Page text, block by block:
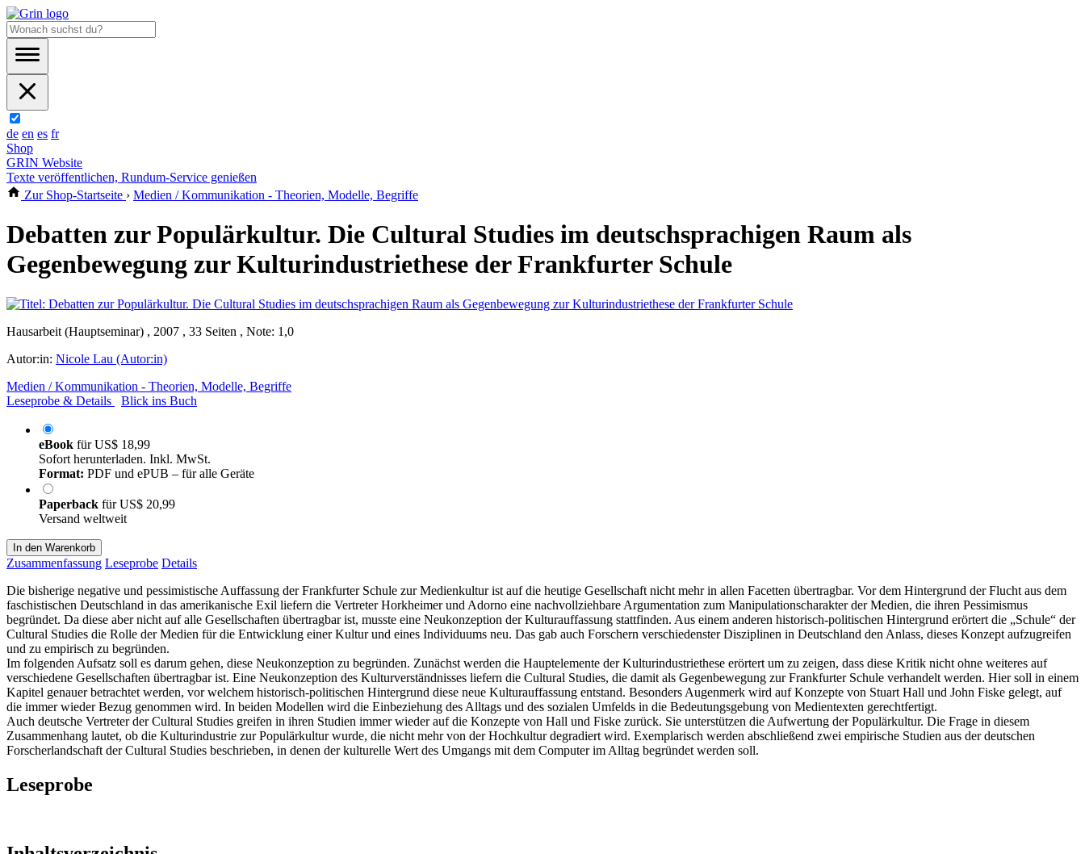
de en es fr
Shop
GRIN Website
Texte veröffentlichen, Rundum-Service genießen
Zur Shop-Startseite › Medien / Kommunikation - Theorien, Modelle, Begriffe
Debatten zur Populärkultur. Die Cultural Studies im deutschsprachigen Raum als
Gegenbewegung zur Kulturindustriethese der Frankfurter Schule
Hausarbeit (Hauptseminar) , 2007 , 33 Seiten , Note: 1,0
Autor:in: Nicole Lau (Autor:in)
Medien / Kommunikation - Theorien, Modelle, Begriffe
Leseprobe & Details
Blick ins Buch
eBook fürUS$ 18,99
Sofort herunterladen. Inkl. MwSt.
Format: PDF und ePUB – für alle Geräte
Paperback fürUS$ 20,99
Versand weltweit
In den Warenkorb
Zusammenfassung Leseprobe Details
Die bisherige negative und pessimistische Auffassung der Frankfurter Schule zur Medienkultur ist auf die heutige Gesellschaft nicht mehr in allen Facetten übertragbar. Vor dem Hintergrund der Flucht aus dem
faschistischen Deutschland in das amerikanische Exil liefern die Vertreter Horkheimer und Adorno eine nachvollziehbare Argumentation zum Manipulationscharakter der Medien, die ihren Pessimismus
begründet. Da diese aber nicht auf alle Gesellschaften übertragbar ist, musste eine Neukonzeption der Kulturauffassung stattfinden. Aus einem anderen historisch-politischen Hintergrund erörtert die „Schule“ der
Cultural Studies die Rolle der Medien für die Entwicklung einer Kultur und eines Individuums neu. Das gab auch Forschern verschiedenster Disziplinen in Deutschland den Anlass, dieses Konzept aufzugreifen
und zu empirisch zu begründen.
Im folgenden Aufsatz soll es darum gehen, diese Neukonzeption zu begründen. Zunächst werden die Hauptelemente der Kulturindustriethese erörtert um zu zeigen, dass diese Kritik nicht ohne weiteres auf
verschiedene Gesellschaften übertragbar ist. Eine Neukonzeption des Kulturverständnisses liefern die Cultural Studies, die damit als Gegenbewegung zur Frankfurter Schule verhandelt werden. Hier soll in einem
Kapitel genauer betrachtet werden, vor welchem historisch-politischen Hintergrund diese neue Kulturauffassung entstand. Besonders Augenmerk wird auf Konzepte von Stuart Hall und John Fiske gelegt, auf
die immer wieder Bezug genommen wird. In beiden Modellen wird die Einbeziehung des Alltags und des sozialen Umfelds in die Bedeutungsgebung von Medientexten gerechtfertigt.
Auch deutsche Vertreter der Cultural Studies greifen in ihren Studien immer wieder auf die Konzepte von Hall und Fiske zurück. Sie unterstützen die Aufwertung der Populärkultur. Die Frage in diesem
Zusammenhang lautet, ob die Kulturindustrie zur Populärkultur wurde, die nicht mehr von der Hochkultur degradiert wird. Exemplarisch werden abschließend zwei empirische Studien aus der deutschen
Forscherlandschaft der Cultural Studies beschrieben, in denen der kulturelle Wert des Umgangs mit dem Computer im Alltag begründet werden soll.
Leseprobe